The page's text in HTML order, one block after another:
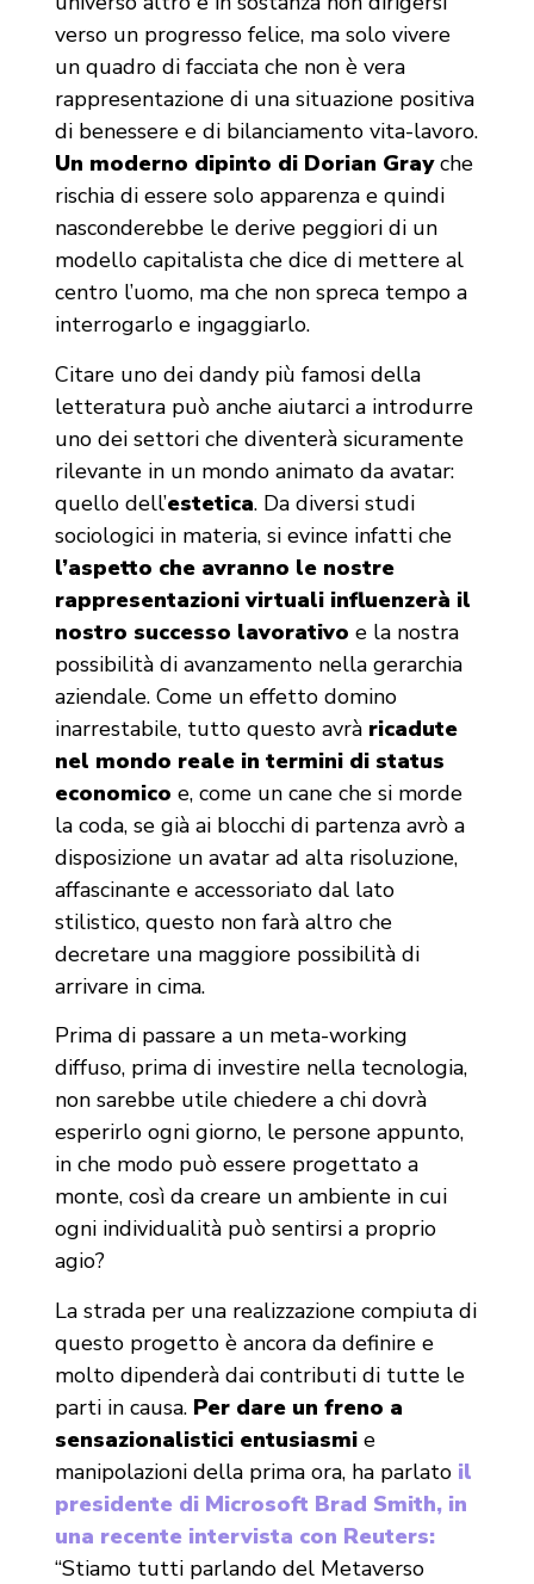
verso un progresso felice, ma solo vivere
un quadro di facciata che non è vera
rappresentazione di una situazione positiva
di benessere e di bilanciamento vita-lavoro.
Un moderno dipinto di Dorian Grayche
rischia di essere solo apparenza e quindi
nasconderebbe le derive peggiori di un
modello capitalista che dice di mettere al
centro l’uomo, ma che non spreca tempo a
interrogarlo e ingaggiarlo.
Citare uno dei dandy più famosi della
letteratura può anche aiutarci a introdurre
uno dei settori che diventerà sicuramente
rilevante in un mondo animato da avatar:
quello dell’estetica. Da diversi studi
sociologici in materia, si evince infatti che
l’aspetto che avranno le nostre
rappresentazioni virtuali influenzerà il
nostro successo lavorativo e la nostra
possibilità di avanzamento nella gerarchia
aziendale. Come un effetto domino
inarrestabile, tutto questo avrà ricadute
nel mondo reale in termini di status
economico e, come un cane che si morde
la coda, se già ai blocchi di partenza avrò a
disposizione un avatar ad alta risoluzione,
affascinante e accessoriato dal lato
stilistico, questo non farà altro che
decretare una maggiore possibilità di
arrivare in cima.
Prima di passare a un meta-working
diffuso, prima di investire nella tecnologia,
non sarebbe utile chiedere a chi dovrà
esperirlo ogni giorno, le persone appunto,
in che modo può essere progettato a
monte, così da creare un ambiente in cui
ogni individualità può sentirsi a proprio
agio?
La strada per una realizzazione compiuta di
questo progetto è ancora da definire e
molto dipenderà dai contributi di tutte le
parti in causa. Per dare un freno a
sensazionalistici entusiasmie
manipolazioni della prima ora, ha parlato il
presidente di Microsoft Brad Smith, in
una recente intervista con Reuters:
“Stiamo tutti parlando del Metaverso